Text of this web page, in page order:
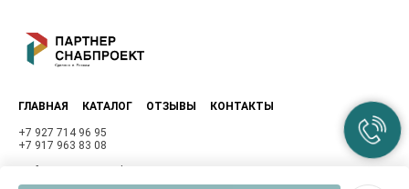
ГЛАВНАЯ КАТАЛОГ ОТЗЫВЫ КОНТАКТЫ
+7 927 714 96 95
+7 917 963 83 08
mufta-samara@mail.ru